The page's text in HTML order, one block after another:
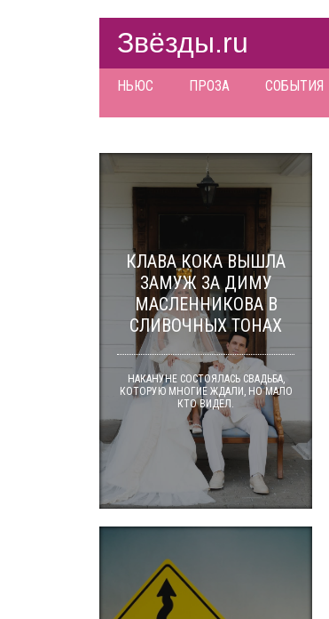
Звёзды.ru
НЬЮС ПРОЗА СОБЫТИЯ
КЛАВА КОКА ВЫШЛА
ЗАМУЖ ЗА ДИМУ
МАСЛЕННИКОВА В
СЛИВОЧНЫХ ТОНАХ
НАКАНУНЕ СОСТОЯЛАСЬ СВАДЬБА,
КОТОРУЮ МНОГИЕ ЖДАЛИ, НО МАЛО
КТО ВИДЕЛ.